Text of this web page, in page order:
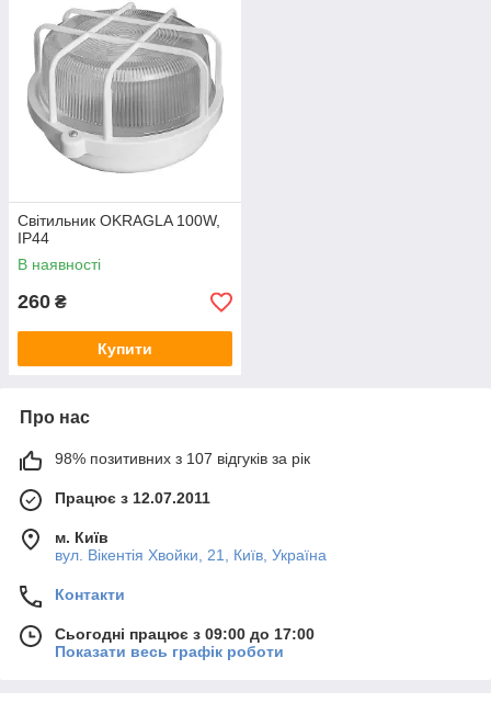
Світильник OKRAGLA 100W,
IP44
В наявності
260 ₴
Купити
Про нас
98% позитивних з 107 відгуків за рік
Працює з 12.07.2011
м. Київ
вул. Вікентія Хвойки, 21, Київ, Україна
Контакти
Сьогодні працює з 09:00 до 17:00
Показати весь графік роботи